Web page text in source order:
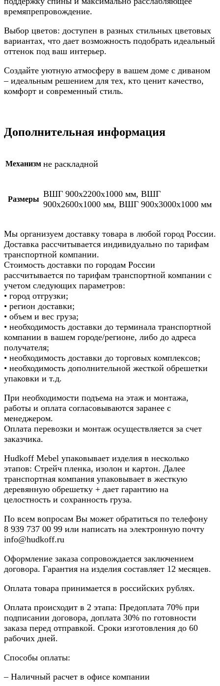
времяпрепровождение.
Выбор цветов: доступен в разных стильных цветовых
вариантах, что дает возможность подобрать идеальный
оттенок под ваш интерьер.
Создайте уютную атмосферу в вашем доме с диваном
– идеальным решением для тех, кто ценит качество,
комфорт и современный стиль.
Дополнительная информация
Механизм не раскладной
Размеры
ВШГ 900х2200х1000 мм, ВШГ
900х2600х1000 мм, ВШГ 900х3000х1000 мм
Мы организуем доставку товара в любой город России.
Доставка рассчитывается индивидуально по тарифам
транспортной компании.
Стоимость доставки по городам России
рассчитывается по тарифам транспортной компании с
учетом следующих параметров:
• город отгрузки;
• регион доставки;
• объем и вес груза;
• необходимость доставки до терминала транспортной
компании в вашем городе/регионе, либо до адреса
получателя;
• необходимость доставки до торговых комплексов;
• необходимость дополнительной жесткой обрешетки
упаковки и т.д.
При необходимости подъема на этаж и монтажа,
работы и оплата согласовываются заранее с
менеджером.
Оплата перевозки и монтаж осуществляется за счет
заказчика.
Hudkoff Mebel упаковывает изделия в несколько
этапов: Стрейч пленка, изолон и картон. Далее
транспортная компания упаковывает в жесткую
деревянную обрешетку + дает гарантию на
целостность и сохранность груза.
По всем вопросам Вы может обратиться по телефону
8 939 737 00 99 или написать на электронную почту
info@hudkoff.ru
Оформление заказа сопровождается заключением
договора. Гарантия на изделия составляет 12 месяцев.
Оплата товара принимается в российских рублях.
Оплата происходит в 2 этапа: Предоплата 70% при
подписании договора, доплата 30% по готовности
заказа перед отправкой. Сроки изготовления до 60
рабочих дней.
Способы оплаты:
– Наличный расчет в офисе компании